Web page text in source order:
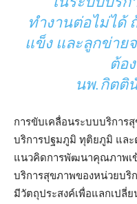
ทำงานต่อไม่ได้
แข็ง และลูกข่าย
ต้อ
นพ.กิตติ
การขับเคลื่อนระบบบริการ
บริการปฐมภูมิ ทุติยภูมิ และ
แนวคิดการพัฒนาคุณภาพเ
บริการสุขภาพของหน่วยบริ
มีวัตถุประสงค์เพื่อแลกเปลี่